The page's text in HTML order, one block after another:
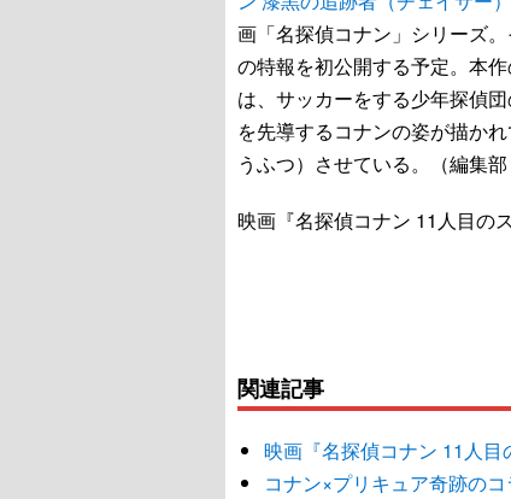
画「名探偵コナン」シリーズ
の特報を初公開する予定。本作
は、サッカーをする少年探偵
を先導するコナンの姿が描か
うふつ）させている。（編集部
映画『名探偵コナン 11人目の
関連記事
映画『名探偵コナン 11人
コナン×プリキュア奇跡の